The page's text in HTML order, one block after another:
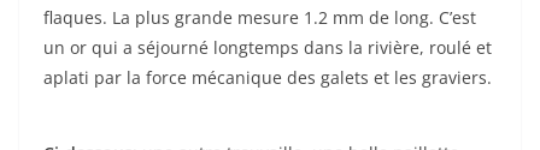
flaques. La plus grande mesure 1.2 mm de long. C’est
un or qui a séjourné longtemps dans la rivière, roulé et
aplati par la force mécanique des galets et les graviers.